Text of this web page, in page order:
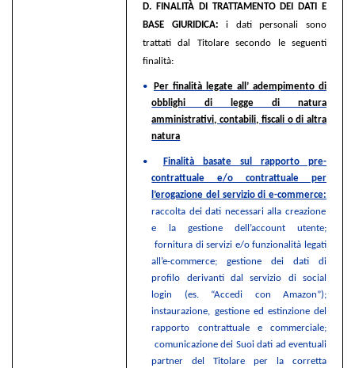
D. FINALITÀ DI TRATTAMENTO DEI DATI E
BASE GIURIDICA:
i dati personali sono
trattati dal Titolare secondo le seguenti
finalità:
•
Per finalità legate all’ adempimento di
obblighi di legge di natura
amministrativi, contabili, fiscali o di altra
natura
•
Finalità basate sul rapporto pre-
contrattuale e/o contrattuale per
l’erogazione del servizio di e-commerce:
raccolta dei dati necessari alla creazione
e la gestione dell’account utente;
fornitura di servizi e/o funzionalità legati
all’e-commerce; gestione dei dati di
profilo derivanti dal servizio di social
login (es. “Accedi con Amazon”);
instaurazione, gestione ed estinzione del
rapporto contrattuale e commerciale;
comunicazione dei Suoi dati ad eventuali
partner del Titolare per la corretta